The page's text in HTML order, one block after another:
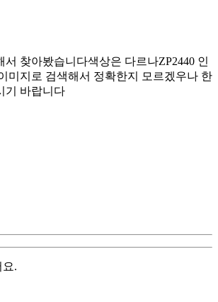
서 찾아봤습니다색상은 다르나ZP2440 인
미지로 검색해서 정확한지 모르겠우나 한
기 바랍니다
요.